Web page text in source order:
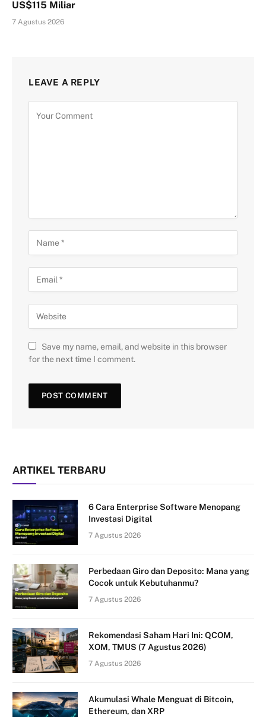
US$115 Miliar
7 Agustus 2026
LEAVE A REPLY
Save my name, email, and website in this browser
for the next time I comment.
ARTIKEL TERBARU
6 Cara Enterprise Software Menopang
Investasi Digital
7 Agustus 2026
Perbedaan Giro dan Deposito: Mana yang
Cocok untuk Kebutuhanmu?
7 Agustus 2026
Rekomendasi Saham Hari Ini: QCOM,
XOM, TMUS (7 Agustus 2026)
7 Agustus 2026
Akumulasi Whale Menguat di Bitcoin,
Ethereum, dan XRP